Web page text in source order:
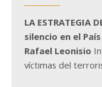
LA ESTRATEGIA
silencio en el
Rafael Leonisio
víctimas del